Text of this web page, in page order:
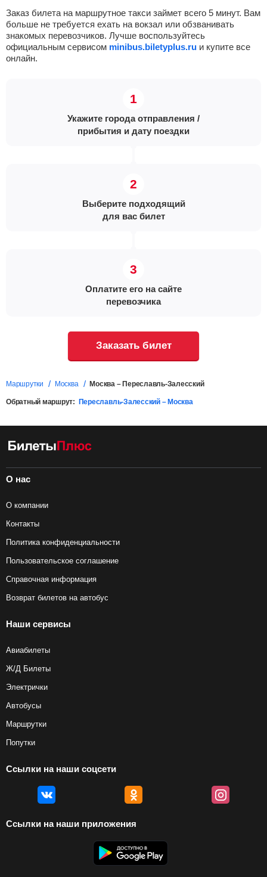
Заказ билета на маршрутное такси займет всего 5 минут. Вам
больше не требуется ехать на вокзал или обзванивать
знакомых перевозчиков. Лучше воспользуйтесь
официальным сервисом minibus.biletyplus.ru и купите все
онлайн.
Укажите города отправления /
прибытия и дату поездки
Выберите подходящий
для вас билет
Оплатите его на сайте
перевозчика
Заказать билет
Маршрутки Москва Москва – Переславль-Залесский
Обратный маршрут: Переславль-Залесский – Москва
О нас
О компании
Контакты
Политика конфиденциальности
Пользовательское соглашение
Справочная информация
Возврат билетов на автобус
Наши сервисы
Авиабилеты
Ж/Д Билеты
Электрички
Автобусы
Маршрутки
Попутки
Ссылки на наши соцсети
Ссылки на наши приложения